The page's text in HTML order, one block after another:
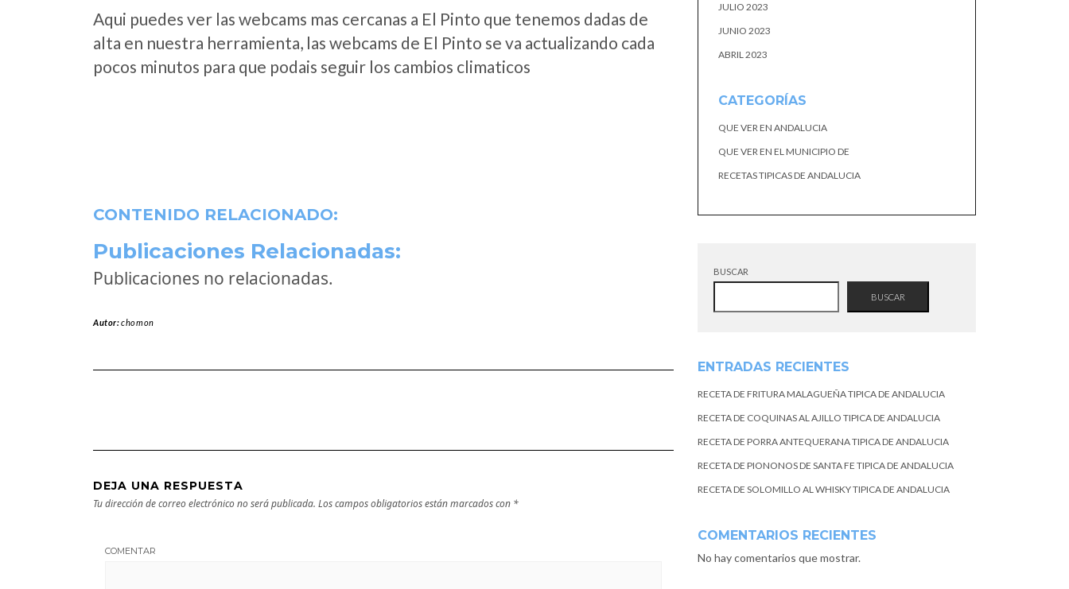
Aqui puedes ver las webcams mas cercanas a El Pinto que tenemos dadas de
alta en nuestra herramienta, las webcams de El Pinto se va actualizando cada
pocos minutos para que podais seguir los cambios climaticos
CONTENIDO RELACIONADO:
Publicaciones Relacionadas:
Publicaciones no relacionadas.
Autor:chomon
DEJA UNA RESPUESTA
Tu dirección de correo electrónico no será publicada. Los campos obligatorios están marcados con *
COMENTAR
JULIO 2023
JUNIO 2023
ABRIL 2023
CATEGORÍAS
QUE VER EN ANDALUCIA
QUE VER EN EL MUNICIPIO DE
RECETAS TIPICAS DE ANDALUCIA
BUSCAR
BUSCAR
ENTRADAS RECIENTES
RECETA DE FRITURA MALAGUEÑA TIPICA DE ANDALUCIA
RECETA DE COQUINAS AL AJILLO TIPICA DE ANDALUCIA
RECETA DE PORRA ANTEQUERANA TIPICA DE ANDALUCIA
RECETA DE PIONONOS DE SANTA FE TIPICA DE ANDALUCIA
RECETA DE SOLOMILLO AL WHISKY TIPICA DE ANDALUCIA
COMENTARIOS RECIENTES
No hay comentarios que mostrar.